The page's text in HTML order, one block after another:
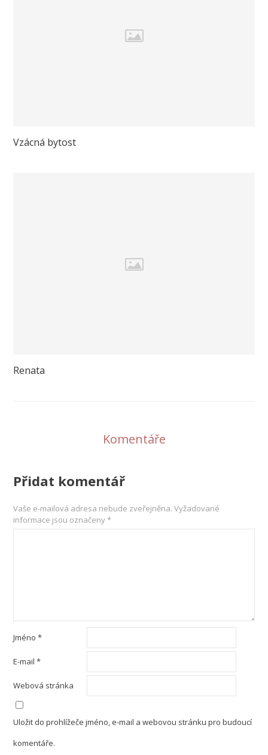
Vzácná bytost
Renata
Komentáře
Přidat komentář
Vaše e-mailová adresa nebude zveřejněna. Vyžadované
informace jsou označeny*
Jméno*
E-mail*
Webová stránka
Uložit do prohlížeče jméno, e-mail a webovou stránku pro budoucí
komentáře.